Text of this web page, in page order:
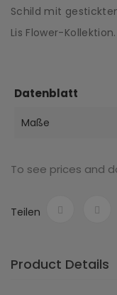
Schild mit
Lis Flower-Kollektion.
Datenblatt
Maße
To see prices and
Teilen
Product Details